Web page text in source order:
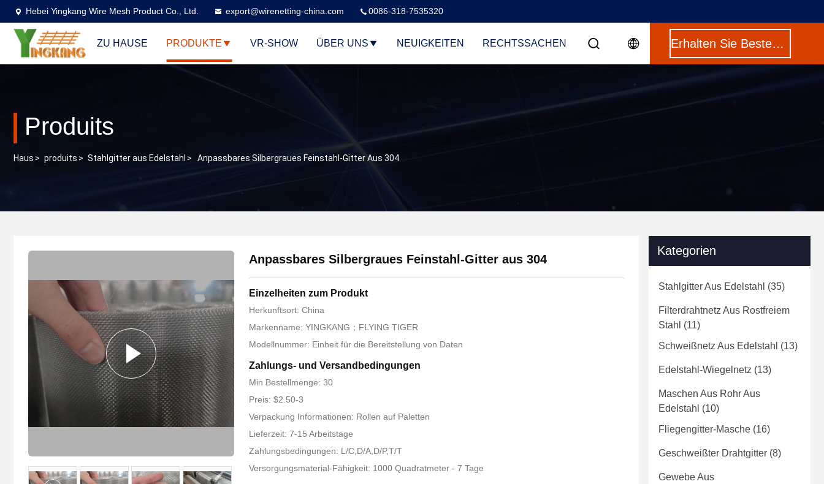
Hebei Yingkang Wire Mesh Product Co., Ltd. export@wirenetting-china.com 0086-318-7535320
ZU HAUSE PRODUKTE VR-SHOW ÜBER UNS NEUIGKEITEN RECHTSSACHEN Erhalten Sie Besten Preis
Produits
Haus > produits > Stahlgitter aus Edelstahl > Anpassbares Silbergraues Feinstahl-Gitter Aus 304
Anpassbares Silbergraues Feinstahl-Gitter aus 304
Einzelheiten zum Produkt
Herkunftsort: China
Markenname: YINGKANG；FLYING TIGER
Modellnummer: Einheit für die Bereitstellung von Daten
Zahlungs- und Versandbedingungen
Min Bestellmenge: 30
Preis: $2.50-3
Verpackung Informationen: Rollen auf Paletten
Lieferzeit: 7-15 Arbeitstage
Zahlungsbedingungen: L/C,D/A,D/P,T/T
Versorgungsmaterial-Fähigkeit: 1000 Quadratmeter - 7 Tage
Kategorien
Stahlgitter Aus Edelstahl (35)
Filterdrahtnetz Aus Rostfreiem
Stahl (11)
Schweißnetz Aus Edelstahl (13)
Edelstahl-Wiegelnetz (13)
Maschen Aus Rohr Aus
Edelstahl (10)
Fliegengitter-Masche (16)
Geschweißter Drahtgitter (8)
Gewebe Aus